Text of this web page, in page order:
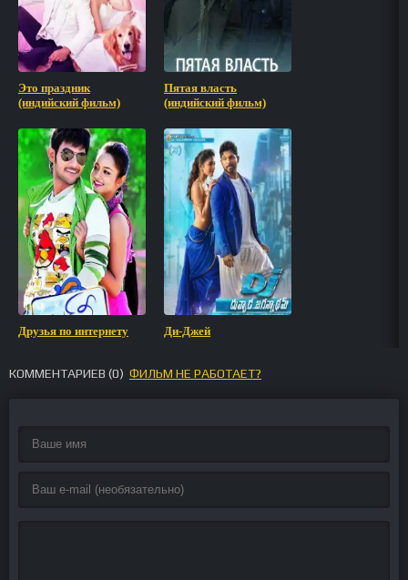
Это праздник
(индийский фильм)
Пятая власть
(индийский фильм)
Друзья по интернету Ди-Джей
КОММЕНТАРИЕВ (0) ФИЛЬМ НЕ РАБОТАЕТ?